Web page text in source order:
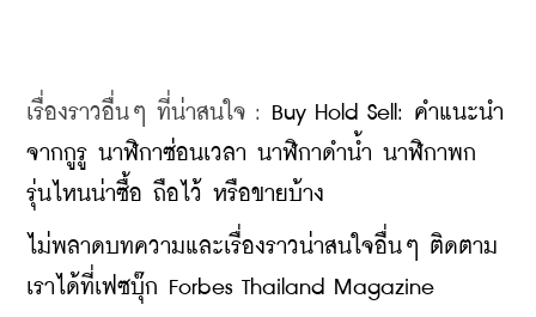
เรื่องราวอื่นๆ ที่น่าสนใจ : Buy Hold Sell: คำแนะนำ
จากกูรู นาฬิกาซ่อนเวลา นาฬิกาดำน้ำ นาฬิกาพก
รุ่นไหนน่าซื้อ ถือไว้ หรือขายบ้าง
ไม่พลาดบทความและเรื่องราวน่าสนใจอื่นๆ ติดตาม
เราได้ที่เฟซบุ๊ก Forbes Thailand Magazine